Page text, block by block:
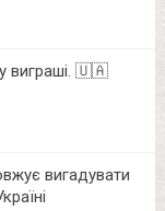
виграші. 🇺🇦
вигадувати